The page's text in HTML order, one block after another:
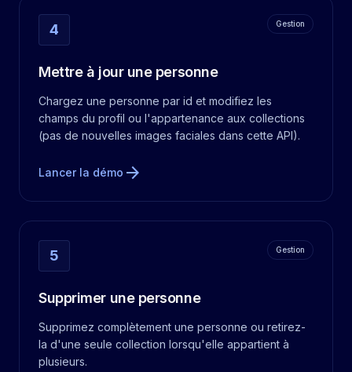
4 Gestion
Mettre à jour une personne
Chargez une personne par id et modifiez les
champs du profil ou l'appartenance aux collections
(pas de nouvelles images faciales dans cette API).
Lancer la démo arrow_forward
5 Gestion
Supprimer une personne
Supprimez complètement une personne ou retirez-
la d'une seule collection lorsqu'elle appartient à
plusieurs.